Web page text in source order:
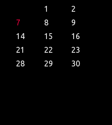
1
2
7 8
9
14 15
16
21 22
23
28 29
30